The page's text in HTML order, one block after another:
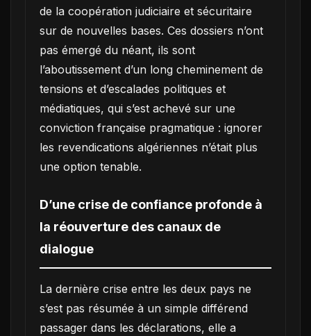
de la coopération judiciaire et sécuritaire
sur de nouvelles bases. Ces dossiers n’ont
pas émergé du néant, ils sont
l’aboutissement d’un long cheminement de
tensions et d’escalades politiques et
médiatiques, qui s’est achevé sur une
conviction française pragmatique : ignorer
les revendications algériennes n’était plus
une option tenable.
D’une crise de confiance profonde à
la réouverture des canaux de
dialogue
La dernière crise entre les deux pays ne
s’est pas résumée à un simple différend
passager dans les déclarations, elle a